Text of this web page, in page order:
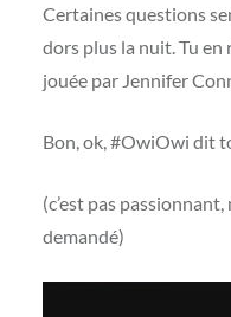
Certaines questions
dors plus la nuit. Tu en
jouée par Jennifer
Bon, ok, #OwiOwi dit
(c’est pas passionnant,
demandé)